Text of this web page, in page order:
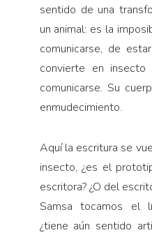
sentido de una
un animal: es la
comunicarse, de
convierte en
comunicarse. Su
enmudecimiento.
Aquí la escritura se
insecto, ¿es el
escritora? ¿O del
Samsa tocamos el
¿tiene aún sentido